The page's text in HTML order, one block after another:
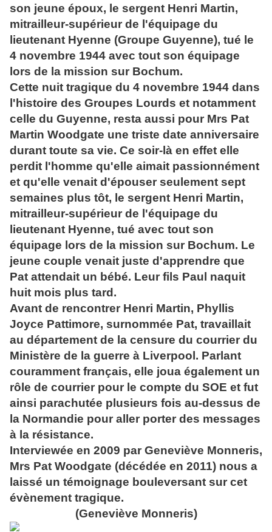
son jeune époux, le sergent Henri Martin,
mitrailleur-supérieur de l'équipage du
lieutenant Hyenne (Groupe Guyenne), tué le
4 novembre 1944 avec tout son équipage
lors de la mission sur Bochum.
Cette nuit tragique du 4 novembre 1944 dans
l'histoire des Groupes Lourds et notamment
celle du Guyenne, resta aussi pour Mrs Pat
Martin Woodgate une triste date anniversaire
durant toute sa vie. Ce soir-là en effet elle
perdit l'homme qu'elle aimait passionnément
et qu'elle venait d'épouser seulement sept
semaines plus tôt, le sergent Henri Martin,
mitrailleur-supérieur de l'équipage du
lieutenant Hyenne, tué avec tout son
équipage lors de la mission sur Bochum. Le
jeune couple venait juste d'apprendre que
Pat attendait un bébé. Leur fils Paul naquit
huit mois plus tard.
Avant de rencontrer Henri Martin, Phyllis
Joyce Pattimore, surnommée Pat, travaillait
au département de la censure du courrier du
Ministère de la guerre à Liverpool. Parlant
couramment français, elle joua également un
rôle de courrier pour le compte du SOE et fut
ainsi parachutée plusieurs fois au-dessus de
la Normandie pour aller porter des messages
à la résistance.
Interviewée en 2009 par Geneviève Monneris,
Mrs Pat Woodgate (décédée en 2011) nous a
laissé un témoignage bouleversant sur cet
évènement tragique.
(Geneviève Monneris)